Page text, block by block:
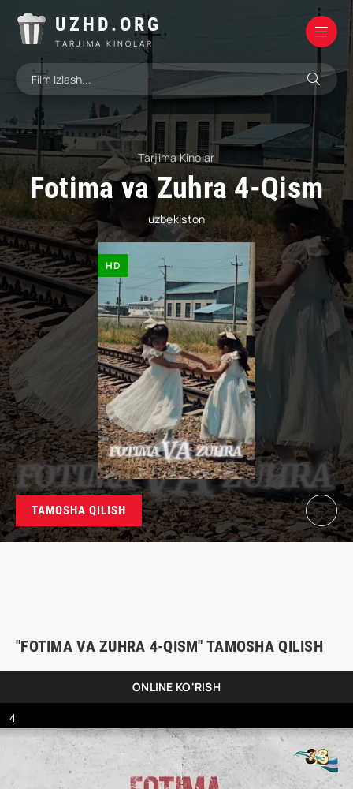
UZHD.ORG
TARJIMA KINOLAR
Tarjima Kinolar
Fotima va Zuhra 4-Qism
uzbekiston
HD
TAMOSHA QILISH
"FOTIMA VA ZUHRA 4-QISM" TAMOSHA QILISH
ONLINE KO'RISH